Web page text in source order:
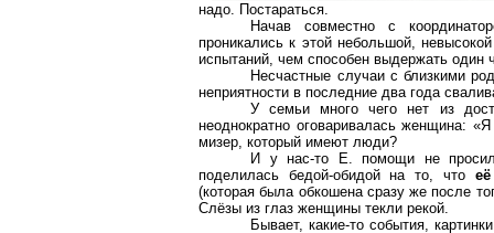
надо. Постараться.
Начав совместно с
проникались к этой небольшой,
испытаний, чем способен выдержать один
Несчастные случаи с близкими
неприятности в последние два года
У семьи много чего нет из
неоднократно оговаривалась женщина:
мизер, который имеют люди?
И у нас-то Е. помощи не
поделилась бедой-обидой на то, что
(которая была обкошена сразу же после
Слёзы из глаз женщины текли рекой.
Бывает, какие-то события,